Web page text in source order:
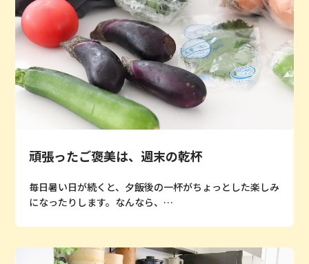
頑張ったご褒美は、週末の乾杯
毎日暑い日が続くと、夕飯後の一杯がちょっとした楽しみ
になったりします。なんなら、…